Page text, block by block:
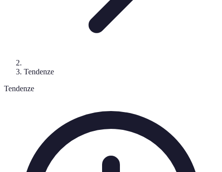
Tendenze
Tendenze